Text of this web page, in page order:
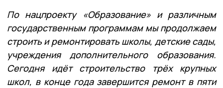
По нацпроекту «Образование» и различным
государственным программам мы продолжаем
строить и ремонтировать школы, детские сады,
учреждения дополнительного образования.
Сегодня идёт строительство трёх крупных
школ, в конце года завершится ремонт в пяти